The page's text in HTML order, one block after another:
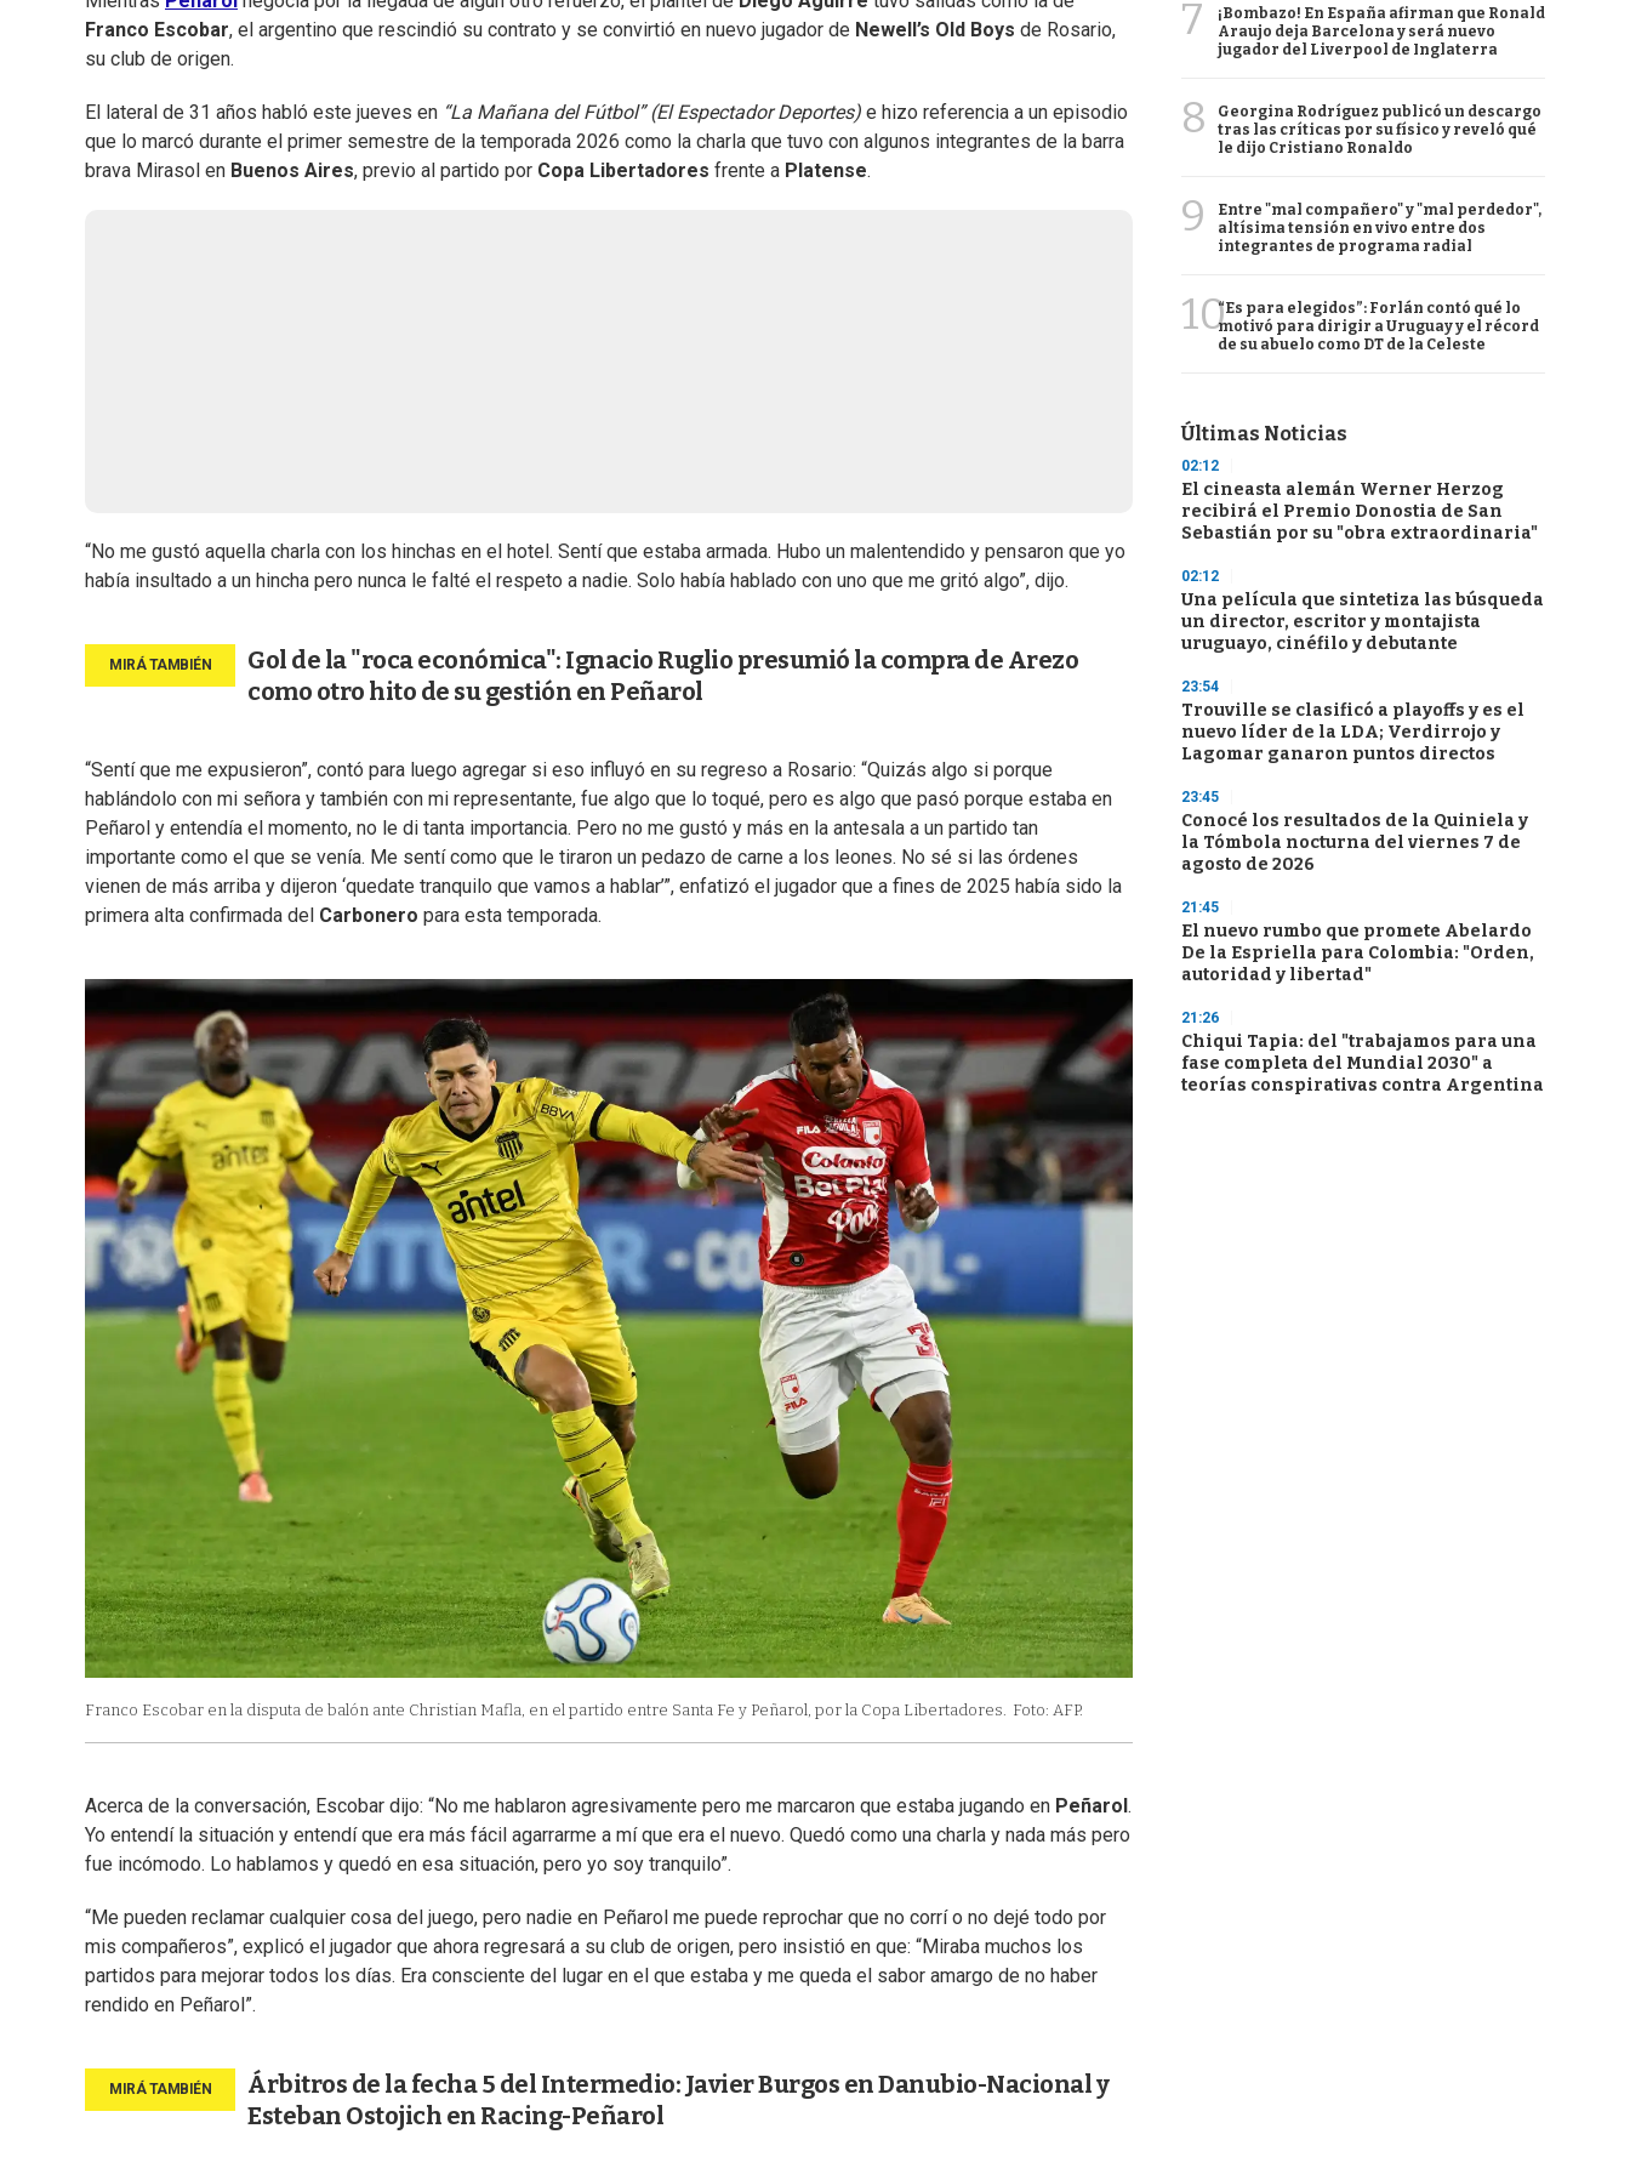
Franco Escobar, el argentino que rescindió su contrato y se convirtió en nuevo jugador de Newell’s Old Boys de Rosario,
su club de origen.
El lateral de 31 años habló este jueves en “La Mañana del Fútbol” (El Espectador Deportes) e hizo referencia a un episodio
que lo marcó durante el primer semestre de la temporada 2026 como la charla que tuvo con algunos integrantes de la barra
brava Mirasol en Buenos Aires, previo al partido por Copa Libertadores frente a Platense.
“No me gustó aquella charla con los hinchas en el hotel. Sentí que estaba armada. Hubo un malentendido y pensaron que yo
había insultado a un hincha pero nunca le falté el respeto a nadie. Solo había hablado con uno que me gritó algo”, dijo.
Gol de la "roca económica": Ignacio Ruglio presumió la compra de Arezo
como otro hito de su gestión en Peñarol
“Sentí que me expusieron”, contó para luego agregar si eso influyó en su regreso a Rosario: “Quizás algo si porque
hablándolo con mi señora y también con mi representante, fue algo que lo toqué, pero es algo que pasó porque estaba en
Peñarol y entendía el momento, no le di tanta importancia. Pero no me gustó y más en la antesala a un partido tan
importante como el que se venía. Me sentí como que le tiraron un pedazo de carne a los leones. No sé si las órdenes
vienen de más arriba y dijeron ‘quedate tranquilo que vamos a hablar’”, enfatizó el jugador que a fines de 2025 había sido la
primera alta confirmada del Carbonero para esta temporada.
Franco Escobar en la disputa de balón ante Christian Mafla, en el partido entre Santa Fe y Peñarol, por la Copa Libertadores. Foto: AFP.
Acerca de la conversación, Escobar dijo: “No me hablaron agresivamente pero me marcaron que estaba jugando en Peñarol .
Yo entendí la situación y entendí que era más fácil agarrarme a mí que era el nuevo. Quedó como una charla y nada más pero
fue incómodo. Lo hablamos y quedó en esa situación, pero yo soy tranquilo”.
“Me pueden reclamar cualquier cosa del juego, pero nadie en Peñarol me puede reprochar que no corrí o no dejé todo por
mis compañeros”, explicó el jugador que ahora regresará a su club de origen, pero insistió en que: “Miraba muchos los
partidos para mejorar todos los días. Era consciente del lugar en el que estaba y me queda el sabor amargo de no haber
rendido en Peñarol”.
Árbitros de la fecha 5 del Intermedio: Javier Burgos en Danubio-Nacional y
Esteban Ostojich en Racing-Peñarol
7
¡Bombazo! En España afirman que Ronald
Araujo deja Barcelona y será nuevo
jugador del Liverpool de Inglaterra
8
Georgina Rodríguez publicó un descargo
tras las críticas por su físico y reveló qué
le dijo Cristiano Ronaldo
9
Entre "mal compañero" y "mal perdedor",
altísima tensión en vivo entre dos
integrantes de programa radial
10“Es para elegidos”: Forlán contó qué lo
motivó para dirigir a Uruguay y el récord
de su abuelo como DT de la Celeste
Últimas Noticias
02:12
El cineasta alemán Werner Herzog
recibirá el Premio Donostia de San
Sebastián por su "obra extraordinaria"
02:12
Una película que sintetiza las búsqueda
un director, escritor y montajista
uruguayo, cinéfilo y debutante
23:54
Trouville se clasificó a playoffs y es el
nuevo líder de la LDA; Verdirrojo y
Lagomar ganaron puntos directos
23:45
Conocé los resultados de la Quiniela y
la Tómbola nocturna del viernes 7 de
agosto de 2026
21:45
El nuevo rumbo que promete Abelardo
De la Espriella para Colombia: "Orden,
autoridad y libertad"
21:26
Chiqui Tapia: del "trabajamos para una
fase completa del Mundial 2030" a
teorías conspirativas contra Argentina